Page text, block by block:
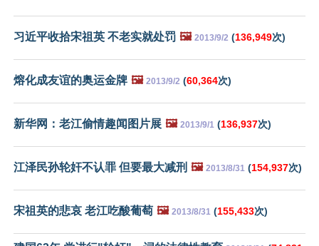
习近平收拾宋祖英 不老实就处罚 🖼️ 2013/9/2 (136,949次)
熔化成友谊的奥运金牌 🖼️ 2013/9/2 (60,364次)
新华网：老江偷情趣闻图片展 🖼️ 2013/9/1 (136,937次)
江泽民孙轮奸不认罪 但要最大减刑 🖼️ 2013/8/31 (154,937次)
宋祖英的悲哀 老江吃酸葡萄 🖼️ 2013/8/31 (155,433次)